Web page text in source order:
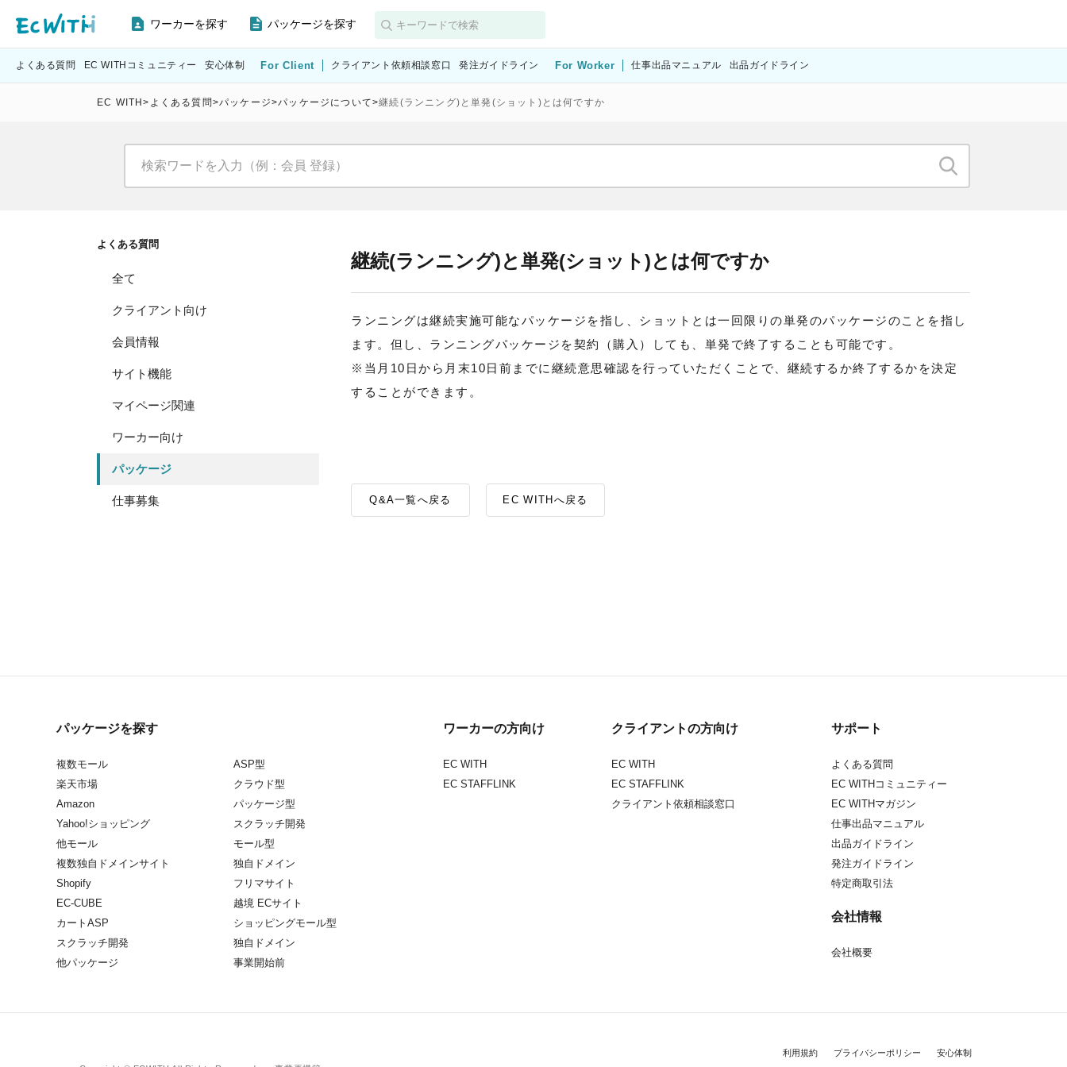
ワーカーを探す パッケージを探す
よくある質問 EC WITHコミュニティー 安心体制 For Client クライアント依頼相談窓口 発注ガイドライン For Worker 仕事出品マニュアル 出品ガイドライン
EC WITH> よくある質問>パッケージ>パッケージについて>継続(ランニング)と単発(ショット)とは何ですか
よくある質問
全て
クライアント向け
会員情報
サイト機能
マイページ関連
ワーカー向け
パッケージ
仕事募集
継続(ランニング)と単発(ショット)とは何ですか
ランニングは継続実施可能なパッケージを指し、ショットとは一回限りの単発のパッケージのことを指し
ます。但し、ランニングパッケージを契約（購入）しても、単発で終了することも可能です。
※当月10日から月末10日前までに継続意思確認を行っていただくことで、継続するか終了するかを決定
することができます。
Q&A一覧へ戻る EC WITHへ戻る
パッケージを探す
複数モール
楽天市場
Amazon
Yahoo!ショッピング
他モール
複数独自ドメインサイト
Shopify
EC-CUBE
カートASP
スクラッチ開発
他パッケージ
ASP型
クラウド型
パッケージ型
スクラッチ開発
モール型
独自ドメイン
フリマサイト
越境 ECサイト
ショッピングモール型
独自ドメイン
事業開始前
ワーカーの方向け
EC WITH
EC STAFFLINK
クライアントの方向け
EC WITH
EC STAFFLINK
クライアント依頼相談窓口
サポート
よくある質問
EC WITHコミュニティー
EC WITHマガジン
仕事出品マニュアル
出品ガイドライン
発注ガイドライン
特定商取引法
会社情報
会社概要
利用規約 プライバシーポリシー 安心体制